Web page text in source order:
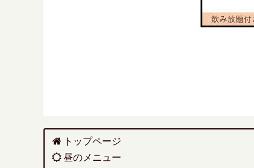
トップページ
昼のメニュー